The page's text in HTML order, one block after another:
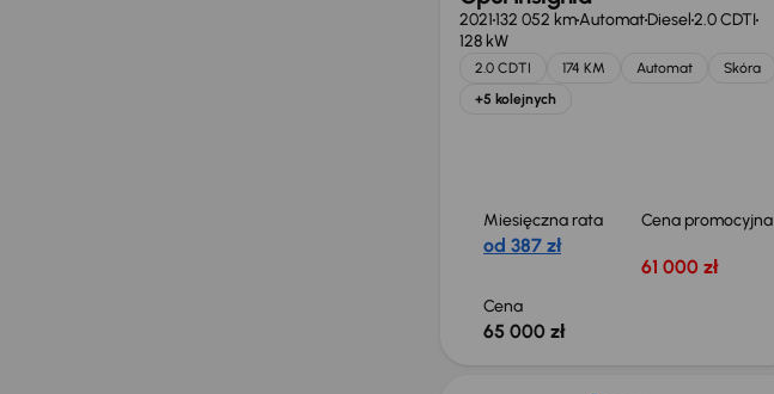
2021132 052 kmAutomatDiesel2.0 CDTI
128 kW
2.0 CDTI 174 KM Automat
Skóra
+5 kolejnych
Miesięczna rata
od 387 zł
Cena promocyjna
61 000 zł
Cena
65 000 zł
Taniej o 2 000 zł